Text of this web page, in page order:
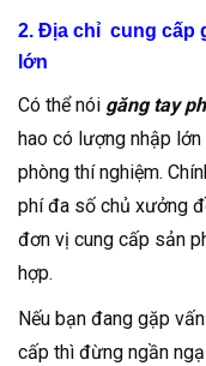
2. Địa chỉ cung cấp
lớn
Có thể nói găng tay
hao có lượng nhập lớn
phòng thí nghiệm.
phí đa số chủ xưởng
đơn vị cung cấp sản
hợp.
Nếu bạn đang gặp
cấp thì đừng ngần